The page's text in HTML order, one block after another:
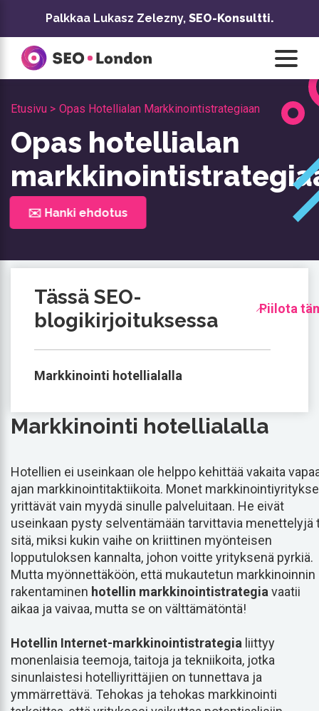
sisältöönPalkkaa Lukasz Zelezny, SEO-Konsultti.
Etusivu > Opas Hotellialan Markkinointistrategiaan
Opas hotellialan
✉️ Hanki ehdotus
Tässä SEO-
blogikirjoituksessa
Piilota
Markkinointi hotellialalla
Markkinointi hotellialalla
Hotellien ei useinkaan ole helppo kehittää vakaita
ajan markkinointitaktiikoita. Monet
yrittävät vain myydä sinulle palveluitaan. He eivät
useinkaan pysty selventämään tarvittavia menettelyjä
sitä, miksi kukin vaihe on kriittinen myönteisen
lopputuloksen kannalta, johon voitte yrityksenä pyrkiä.
Mutta myönnettäköön, että mukautetun markkinoinnin
rakentaminen hotellin markkinointistrategia vaatii
aikaa ja vaivaa, mutta se on välttämätöntä!
Hotellin Internet-markkinointistrategia liittyy
monenlaisia teemoja, taitoja ja tekniikoita, jotka
sinunlaistesi hotelliyrittäjien on tunnettava ja
ymmärrettävä. Tehokas ja tehokas markkinointi